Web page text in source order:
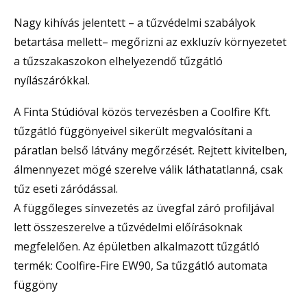
Nagy kihívás jelentett – a tűzvédelmi szabályok
betartása mellett– megőrizni az exkluzív környezetet
a tűzszakaszokon elhelyezendő tűzgátló
nyílászárókkal.
A Finta Stúdióval közös tervezésben a Coolfire Kft.
tűzgátló függönyeivel sikerült megvalósítani a
páratlan belső látvány megőrzését. Rejtett kivitelben,
álmennyezet mögé szerelve válik láthatatlanná, csak
tűz eseti záródással.
A függőleges sínvezetés az üvegfal záró profiljával
lett összeszerelve a tűzvédelmi előírásoknak
megfelelően. Az épületben alkalmazott tűzgátló
termék: Coolfire-Fire EW90, Sa tűzgátló automata
függöny